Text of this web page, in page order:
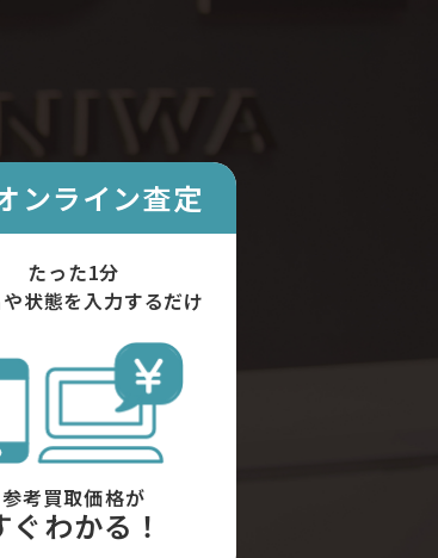
ンライン査定
たった1分
状態を入力するだけ
参考買取価格が
ぐわかる！